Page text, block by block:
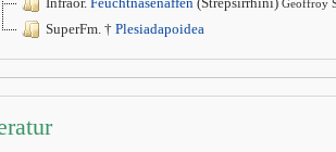
Geoffroy
SuperFm. † Plesiadapoidea